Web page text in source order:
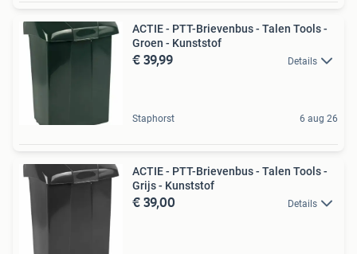
ACTIE - PTT-Brievenbus - Talen Tools -
Groen - Kunststof
€ 39,99 Details
Staphorst 6 aug 26
ACTIE - PTT-Brievenbus - Talen Tools -
Grijs - Kunststof
€ 39,00 Details